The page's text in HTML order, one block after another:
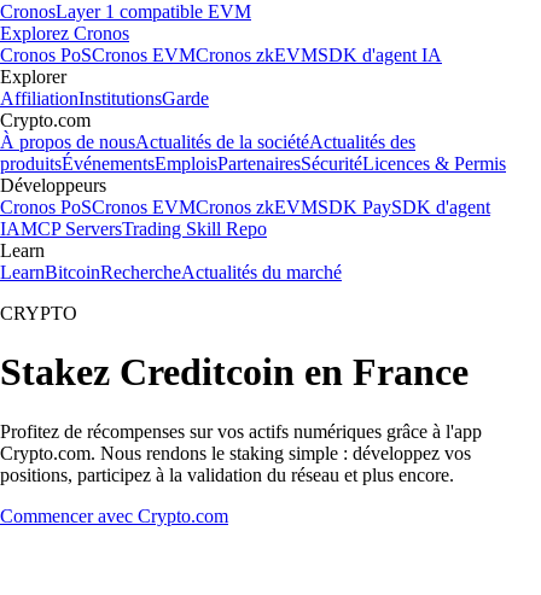
CronosLayer 1 compatible EVM
Explorez Cronos
Cronos PoSCronos EVMCronos zkEVMSDK d'agent IA
Explorer
AffiliationInstitutionsGarde
Crypto.com
À propos de nousActualités de la sociétéActualités des
produitsÉvénementsEmploisPartenairesSécuritéLicences & Permis
Développeurs
Cronos PoSCronos EVMCronos zkEVMSDK PaySDK d'agent
IAMCP ServersTrading Skill Repo
Learn
LearnBitcoinRechercheActualités du marché
CRYPTO
Stakez Creditcoin en France
Profitez de récompenses sur vos actifs numériques grâce à l'app
Crypto.com. Nous rendons le staking simple : développez vos
positions, participez à la validation du réseau et plus encore.
Commencer avec Crypto.com